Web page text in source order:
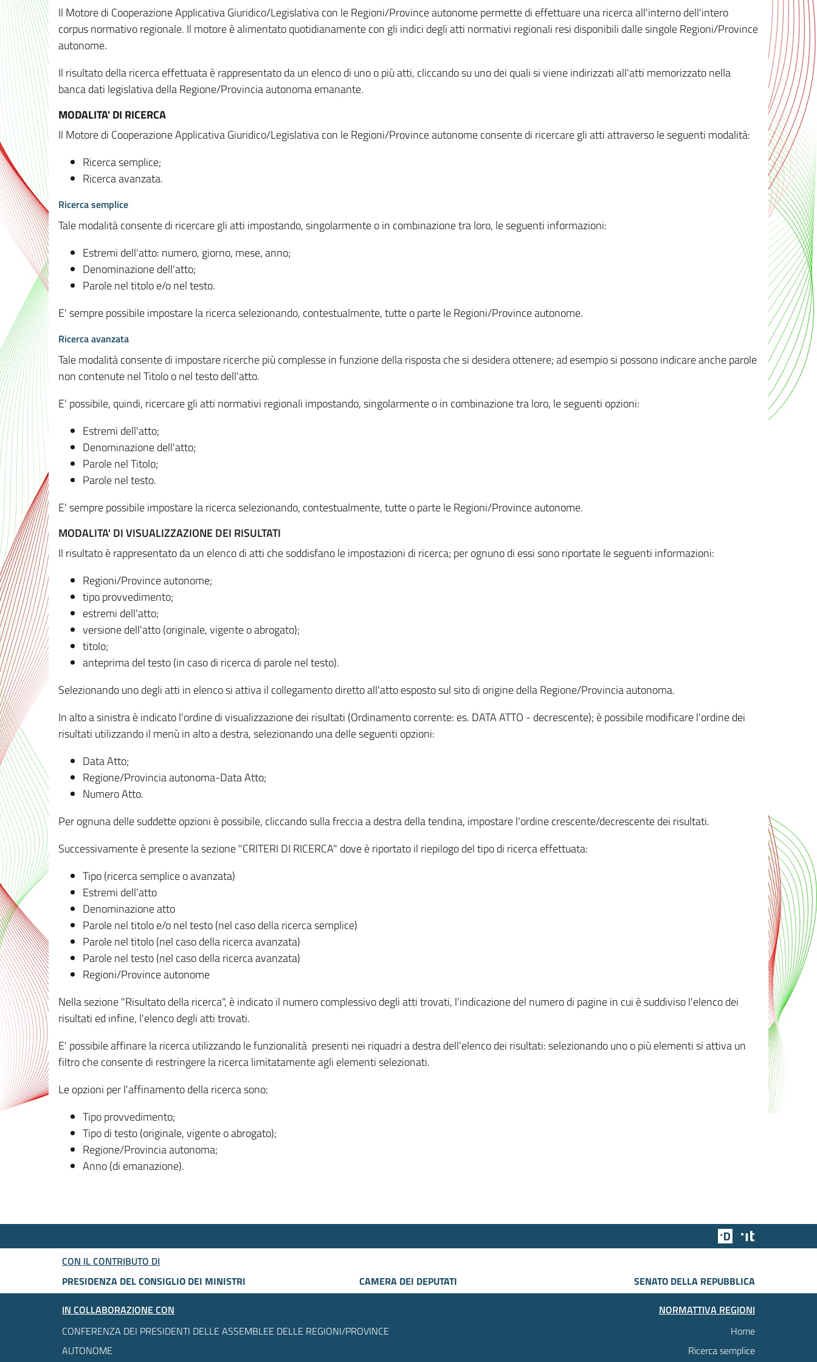
Il Motore di Cooperazione Applicativa Giuridico/Legislativa con le Regioni/Province autonome permette di effettuare una ricerca all'interno dell'intero
corpus normativo regionale. Il motore è alimentato quotidianamente con gli indici degli atti normativi regionali resi disponibili dalle singole Regioni/Province
autonome.
Il risultato della ricerca effettuata è rappresentato da un elenco di uno o più atti, cliccando su uno dei quali si viene indirizzati all'atti memorizzato nella
banca dati legislativa della Regione/Provincia autonoma emanante.
MODALITA' DI RICERCA
Il Motore di Cooperazione Applicativa Giuridico/Legislativa con le Regioni/Province autonome consente di ricercare gli atti attraverso le seguenti modalità:
Ricerca semplice;
Ricerca avanzata.
Ricerca semplice
Tale modalità consente di ricercare gli atti impostando, singolarmente o in combinazione tra loro, le seguenti informazioni:
Estremi dell'atto: numero, giorno, mese, anno;
Denominazione dell'atto;
Parole nel titolo e/o nel testo.
E' sempre possibile impostare la ricerca selezionando, contestualmente, tutte o parte le Regioni/Province autonome.
Ricerca avanzata
Tale modalità consente di impostare ricerche più complesse in funzione della risposta che si desidera ottenere; ad esempio si possono indicare anche parole
non contenute nel Titolo o nel testo dell'atto.
E' possibile, quindi, ricercare gli atti normativi regionali impostando, singolarmente o in combinazione tra loro, le seguenti opzioni:
Estremi dell'atto;
Denominazione dell'atto;
Parole nel Titolo;
Parole nel testo.
E' sempre possibile impostare la ricerca selezionando, contestualmente, tutte o parte le Regioni/Province autonome.
MODALITA' DI VISUALIZZAZIONE DEI RISULTATI
Il risultato è rappresentato da un elenco di atti che soddisfano le impostazioni di ricerca; per ognuno di essi sono riportate le seguenti informazioni:
Regioni/Province autonome;
tipo provvedimento;
estremi dell'atto;
versione dell'atto (originale, vigente o abrogato);
titolo;
anteprima del testo (in caso di ricerca di parole nel testo).
Selezionando uno degli atti in elenco si attiva il collegamento diretto all'atto esposto sul sito di origine della Regione/Provincia autonoma.
In alto a sinistra è indicato l'ordine di visualizzazione dei risultati (Ordinamento corrente: es. DATA ATTO - decrescente); è possibile modificare l'ordine dei
risultati utilizzando il menù in alto a destra, selezionando una delle seguenti opzioni:
Data Atto;
Regione/Provincia autonoma-Data Atto;
Numero Atto.
Per ognuna delle suddette opzioni è possibile, cliccando sulla freccia a destra della tendina, impostare l'ordine crescente/decrescente dei risultati.
Successivamente è presente la sezione "CRITERI DI RICERCA" dove è riportato il riepilogo del tipo di ricerca effettuata:
Tipo (ricerca semplice o avanzata)
Estremi dell'atto
Denominazione atto
Parole nel titolo e/o nel testo (nel caso della ricerca semplice)
Parole nel titolo (nel caso della ricerca avanzata)
Parole nel testo (nel caso della ricerca avanzata)
Regioni/Province autonome
Nella sezione "Risultato della ricerca", è indicato il numero complessivo degli atti trovati, l'indicazione del numero di pagine in cui è suddiviso l'elenco dei
risultati ed infine, l'elenco degli atti trovati.
E' possibile affinare la ricerca utilizzando le funzionalità presenti nei riquadri a destra dell'elenco dei risultati: selezionando uno o più elementi si attiva un
filtro che consente di restringere la ricerca limitatamente agli elementi selezionati.
Le opzioni per l'affinamento della ricerca sono:
Tipo provvedimento;
Tipo di testo (originale, vigente o abrogato);
Regione/Provincia autonoma;
Anno (di emanazione).
Team Digitale
CON IL CONTRIBUTO DI
PRESIDENZA DEL CONSIGLIO DEI MINISTRI
CAMERA DEI DEPUTATI
SENATO DELLA REPUBBLICA
IN COLLABORAZIONE CON
CONFERENZA DEI PRESIDENTI DELLE ASSEMBLEE DELLE REGIONI/PROVINCE
AUTONOME
NORMATTIVA REGIONI
Home
Ricerca semplice